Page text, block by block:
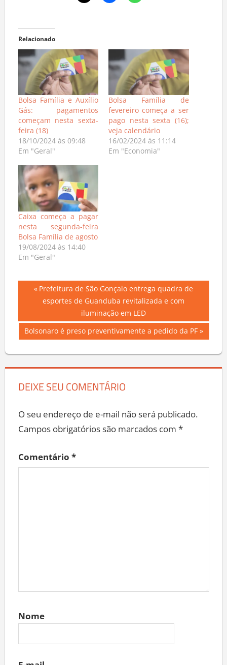
Relacionado
Bolsa Família e Auxílio
Gás: pagamentos
começam nesta sexta-
feira (18)
18/10/2024 às 09:48
Em "Geral"
Bolsa Família de
fevereiro começa a ser
pago nesta sexta (16);
veja calendário
16/02/2024 às 11:14
Em "Economia"
Caixa começa a pagar
nesta segunda-feira
Bolsa Família de agosto
19/08/2024 às 14:40
Em "Geral"
Navegação
Post
Previous
Post:
Prefeitura de São Gonçalo entrega quadra de
esportes de Guanduba revitalizada e com
iluminação em LED
Next
Bolsonaro é preso preventivamente a pedido da PF
DEIXE SEU COMENTÁRIO
O seu endereço de e-mail não será publicado.
Campos obrigatórios são marcados com *
Comentário *
Nome